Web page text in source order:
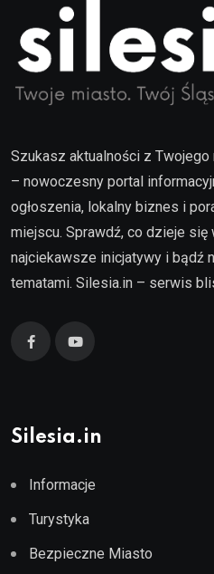
Szukasz aktualności z
– nowoczesny portal
ogłoszenia, lokalny biznes i
miejscu. Sprawdź, co dzieje się
najciekawsze inicjatywy i bądź
tematami. Silesia.in – serwis
Silesia.in
Informacje
Turystyka
Bezpieczne Miasto